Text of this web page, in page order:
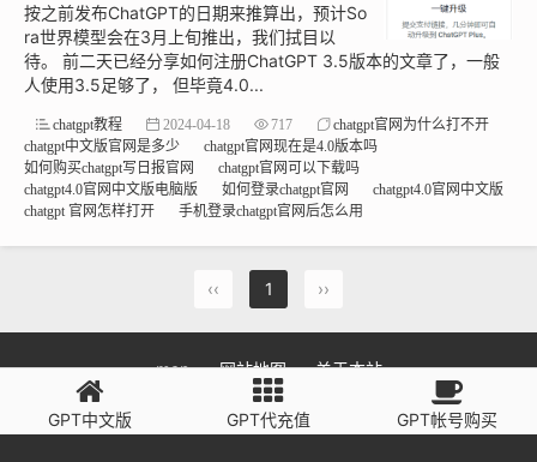
按之前发布ChatGPT的日期来推算出，预计So
ra世界模型会在3月上旬推出，我们拭目以
待。 前二天已经分享如何注册ChatGPT 3.5版本的文章了，一般
人使用3.5足够了， 但毕竟4.0...
chatgpt教程 2024-04-18 717
chatgpt官网为什么打不开
chatgpt中文版官网是多少
chatgpt官网现在是4.0版本吗
如何购买chatgpt写日报官网
chatgpt官网可以下载吗
chatgpt4.0官网中文版电脑版
如何登录chatgpt官网
chatgpt4.0官网中文版
chatgpt 官网怎样打开
手机登录chatgpt官网后怎么用
‹‹ 1 ››
map 网站地图 关于本站
ChatGPT官网入口是 www.chatgpt.com
GPT中文版 GPT代充值 GPT帐号购买